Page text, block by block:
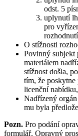
odst. 5
uplynutí
pro
O stížnosti
Povinný subjekt
materiálem
stížnost došla,
tím, že
licenční
Nadřízený
mu byla
Pozn. Pro podání
formulář. Opravný